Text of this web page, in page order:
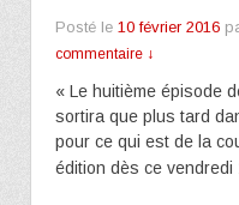
Posté le 10 février 2016
commentaire ↓
« Le huitième épisode
sortira que plus tard
pour ce qui est de la
édition dès ce vendredi